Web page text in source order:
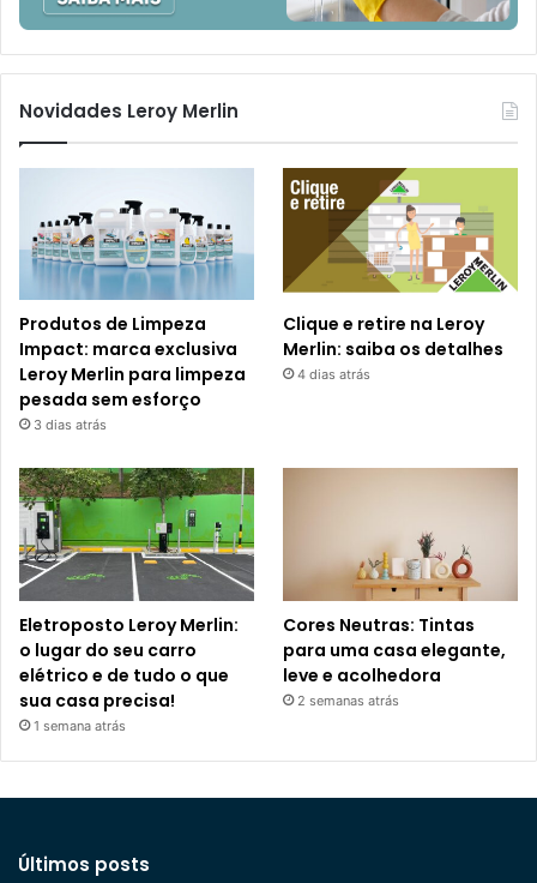
Novidades Leroy Merlin
Produtos de Limpeza
Impact: marca exclusiva
Leroy Merlin para limpeza
pesada sem esforço
3 dias atrás
Clique e retire na Leroy
Merlin: saiba os detalhes
4 dias atrás
Eletroposto Leroy Merlin:
o lugar do seu carro
elétrico e de tudo o que
sua casa precisa!
1 semana atrás
Cores Neutras: Tintas
para uma casa elegante,
leve e acolhedora
2 semanas atrás
Últimos posts